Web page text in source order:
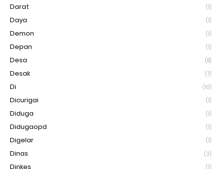
Darat (1)
Daya (1)
Demon (1)
Depan (1)
Desa (8)
Desak (7)
Di (10)
Dicurigai (1)
Diduga (1)
Didugaopd (1)
Digelar (1)
Dinas (3)
Dinkes (1)